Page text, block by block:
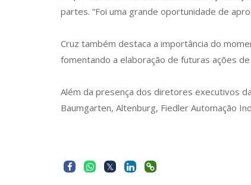
partes. “Foi uma grande oportunidade de
Cruz também destaca a importância do
fomentando a elaboração de futuras ações
Além da presença dos diretores executivos
Baumgarten, Altenburg, Fiedler Automação